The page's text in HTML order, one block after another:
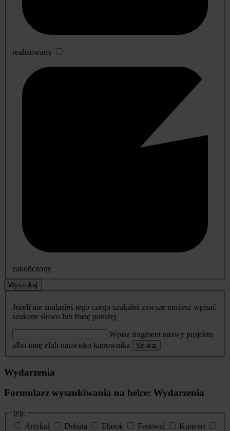
realizowany
zakończony
Wyszukaj
Jeżeli nie znalazłeś tego czego szukałeś zawsze możesz wpisać
szukane słowo lub frazę poniżej
Wpisz fragment nazwy projektu
albo imię i/lub nazwisko kierownika
Szukaj
Wydarzenia
Formularz wyszukiwania na belce: Wydarzenia
typ:
Artykuł
Debata Ebook Festiwal
Koncert